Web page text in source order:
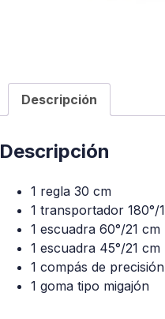
Descripción
Descripción
1 regla 30 cm
1 transportador 180°/
1 escuadra 60°/21 cm
1 escuadra 45°/21 cm
1 compás de
1 goma tipo migajón